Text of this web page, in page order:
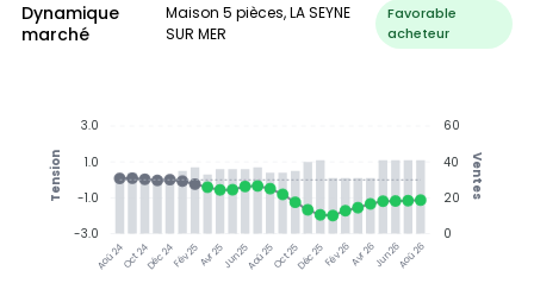
Dynamique
marché
Maison 5 pièces, LA SEYNE
SUR MER
Favorable
acheteur
Aoû 24Oct 24Déc 24Fév 25Avr 25Jun 25Aoû 25Oct 25Déc 25Fév 26Avr 26Jun 26Aoû 26
60
40
20
0
Ventes
3.0
1.0
-1.0
-3.0
Tension